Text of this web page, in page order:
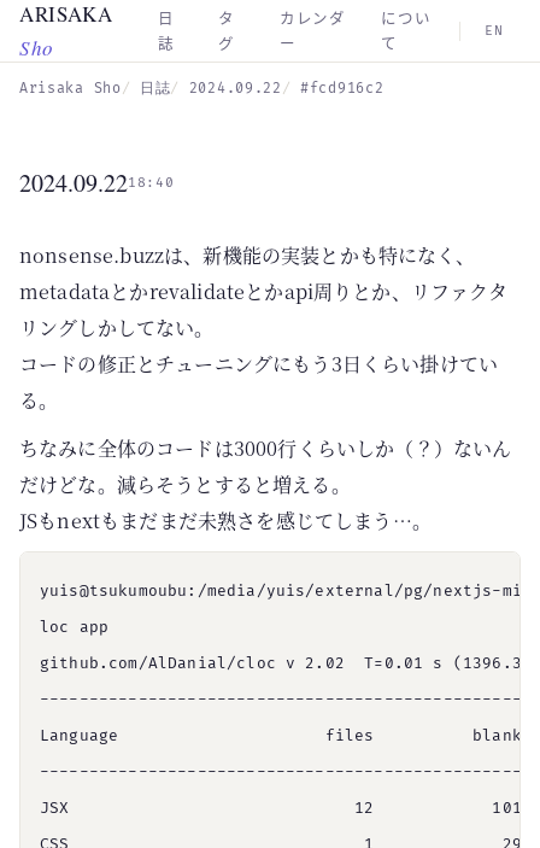
Skip to main content
ARISAKA
Sho
日
誌
タ
グ
カレンダ
ー
につい
て
EN
Arisaka Sho 日誌 2024.09.22 #fcd916c2
2024.09.2218:40
nonsense.buzzは、新機能の実装とかも特になく、
metadataとかrevalidateとかapi周りとか、リファクタ
リングしかしてない。
コードの修正とチューニングにもう3日くらい掛けてい
る。
ちなみに全体のコードは3000行くらいしか（？）ないん
だけどな。減らそうとすると増える。
JSもnextもまだまだ未熟さを感じてしまう…。
yuis@tsukumoubu:/media/yuis/external/pg/nextjs-
loc app
github.com/AlDanial/cloc v 2.02  T=0.01 s
Language                     files          blank
JSX                             12            101